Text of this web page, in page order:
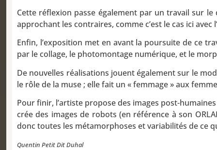
Cette réflexion passe également par un travail sur le
approchant les contraires, comme c’est le cas ici
Enfin, l’exposition met en avant la poursuite de ce
par le collage, le photomontage numérique, et le
De nouvelles réalisations jouent également sur le
le rôle de la muse ; elle fait un « femmage » aux
Pour finir, l’artiste propose des images post-
crée des images de robots (en référence à son
donc toutes les métamorphoses et variabilités de ce
Quentin Petit Dit Duhal